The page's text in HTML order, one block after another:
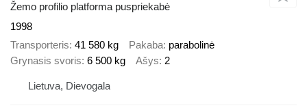
Žemo profilio platforma puspriekabė
1998
Transporteris 41 580 kg Pakaba parabolinė
Grynasis svoris 6 500 kg Ašys 2
Lietuva, Dievogala